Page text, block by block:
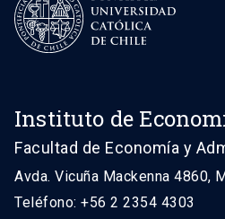
Instituto de
Facultad de Economía y
Avda. Vicuña Mackenna 4860,
Teléfono: +56 2 2354 4303